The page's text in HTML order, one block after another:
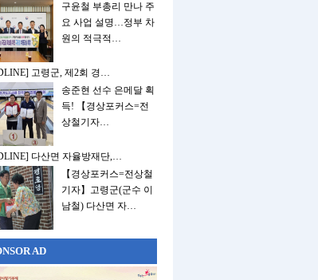
구윤철 부총리 만나 주
요 사업 설명…정부 차
원의 적극적…
고령군, 제2회 경…
송준현 선수 은메달 획
득! 【경상포커스=전
상철기자…
다산면 자율방재단,…
【경상포커스=전상철
기자】고령군(군수 이
남철) 다산면 자…
AD